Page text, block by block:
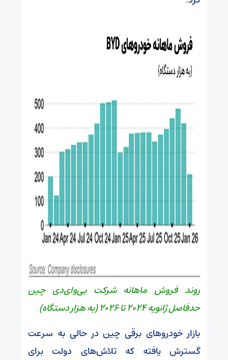
روند فروش ماهانه شرکت بی‌وای‌دی چین
حدفاصل ژانویه 2024 تا 2026 (به هزار دستگاه)
بازار خودروهای برقی چین در حالی به سرعت
گسترش یافته که تلاش‌های دولت برای